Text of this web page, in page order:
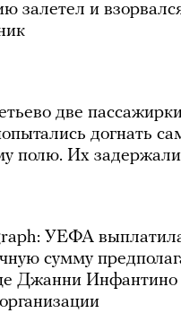
залетел и
две
догнать
полю. Их задержали
УЕФА
сумму
Джанни Инфантино